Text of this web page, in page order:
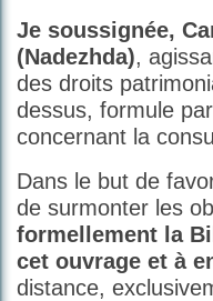
Je soussignée,
(Nadezhda),
des droits
dessus, formule
concernant la
Dans le but de
de surmonter les
formellement la
cet ouvrage et à
distance,